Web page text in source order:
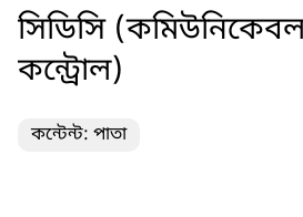
সিডিসি
কন্ট্রোল)
কন্টেন্ট: পাতা